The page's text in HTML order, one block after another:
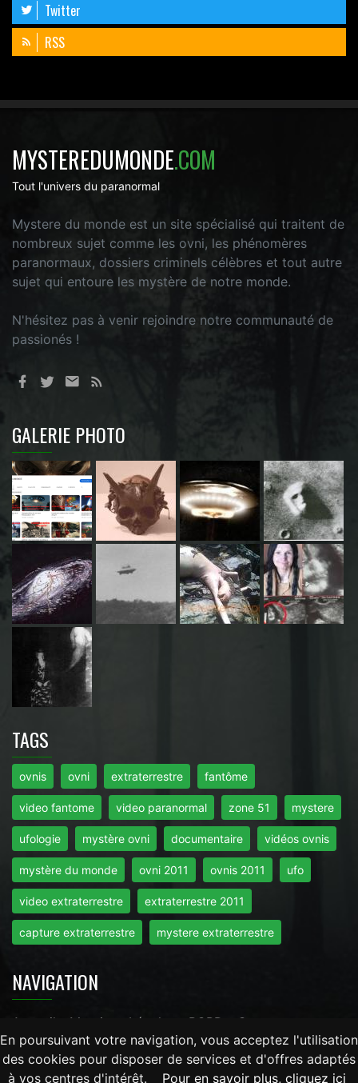
En poursuivant votre navigation, vous acceptez l'utilisation
des cookies pour disposer de services et d'offres adaptés
à vos centres d'intérêt.
Pour en savoir plus, cliquez ici
Twitter
RSS
MYSTEREDUMONDE.COM
Tout l'univers du paranormal
Mystere du monde est un site spécialisé qui traitent de
nombreux sujet comme les ovni, les phénomères
paranormaux, dossiers criminels célèbres et tout autre
sujet qui entoure les mystère de notre monde.
N'hésitez pas à venir rejoindre notre communauté de
passionés !
GALERIE PHOTO
TAGS
ovnis ovni extraterrestre fantôme
video fantome video paranormal zone 51 mystere
ufologie mystère ovni documentaire vidéos ovnis
mystère du monde ovni 2011 ovnis 2011 ufo
video extraterrestre extraterrestre 2011
capture extraterrestre mystere extraterrestre
NAVIGATION
Accueil Mentions Légales RGPD Contact
Tout droits réservés © 2026 - Mysteredumonde.com -